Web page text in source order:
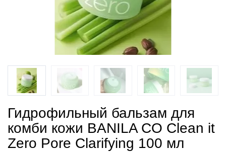
Гидрофильный бальзам для
комби кожи BANILA CO Clean it
Zero Pore Clarifying 100 мл